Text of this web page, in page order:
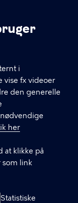
i
vise fx videoer
den generelle
her
at klikke på
som link
Statistiske